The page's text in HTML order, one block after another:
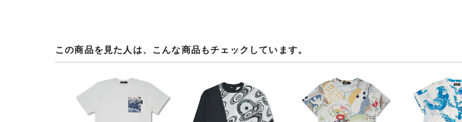
この商品を見た人は、こんな商品もチェックしています。